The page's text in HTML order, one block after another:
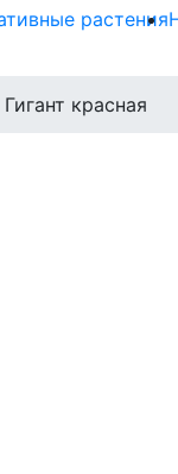
растения
красная